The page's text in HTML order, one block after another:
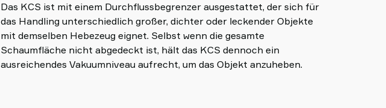
Das KCS ist mit einem Durchflussbegrenzer ausgestattet, der sich für
das Handling unterschiedlich großer, dichter oder leckender Objekte
mit demselben Hebezeug eignet. Selbst wenn die gesamte
Schaumfläche nicht abgedeckt ist, hält das KCS dennoch ein
ausreichendes Vakuumniveau aufrecht, um das Objekt anzuheben.